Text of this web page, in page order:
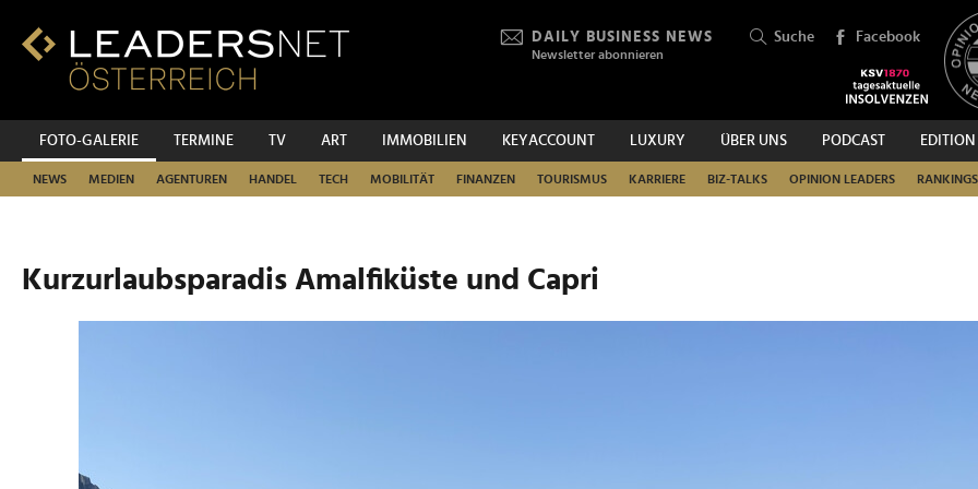
Inhalt
Fußzeilen-
Hauptnavigation
DAILY BUSINESS NEWS
Newsletter abonnieren
Suche Facebook
FOTO-GALERIE TERMINE TV ART IMMOBILIEN KEYACCOUNT LUXURY ÜBER UNS PODCAST EDITION
NEWS MEDIEN AGENTUREN HANDEL TECH MOBILITÄT FINANZEN TOURISMUS KARRIERE BIZ-TALKS OPINION LEADERS RANKINGS
SUCHEN
Kurzurlaubsparadis Amalfiküste und Capri